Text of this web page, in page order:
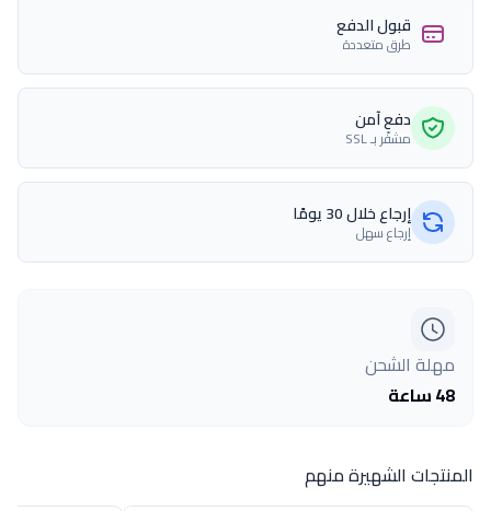
قبول الدفع
طرق متعددة
دفع آمن
مشفّر بـ SSL
إرجاع خلال 30 يومًا
إرجاع سهل
مهلة الشحن
48 ساعة
المنتجات الشهيرة منهم